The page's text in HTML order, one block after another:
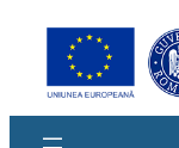
conținut